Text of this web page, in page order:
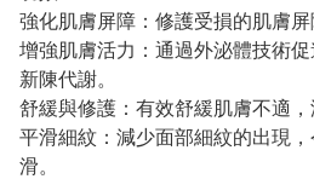
強化肌膚屏障：修護受損的肌膚屏
增強肌膚活力：通過外泌體技術
新陳代謝。
舒緩與修護：有效舒緩肌膚不適，
平滑細紋：減少面部細紋的出現
滑。